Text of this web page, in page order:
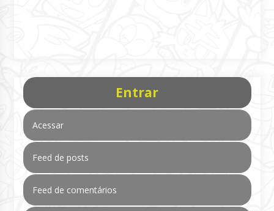
Entrar
Acessar
Feed de posts
Feed de comentários